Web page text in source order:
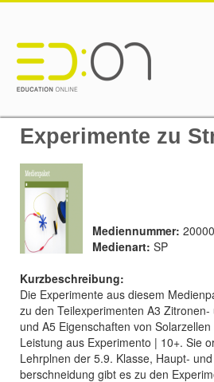
Experimente zu
Mediennummer:
Medienart: SP
Kurzbeschreibung:
Die Experimente aus diesem
zu den Teilexperimenten A3
und A5 Eigenschaften von
Leistung aus Experimento | 10+. Sie
Lehrplnen der 5.9. Klasse, Haupt-
berschneidung gibt es zu den